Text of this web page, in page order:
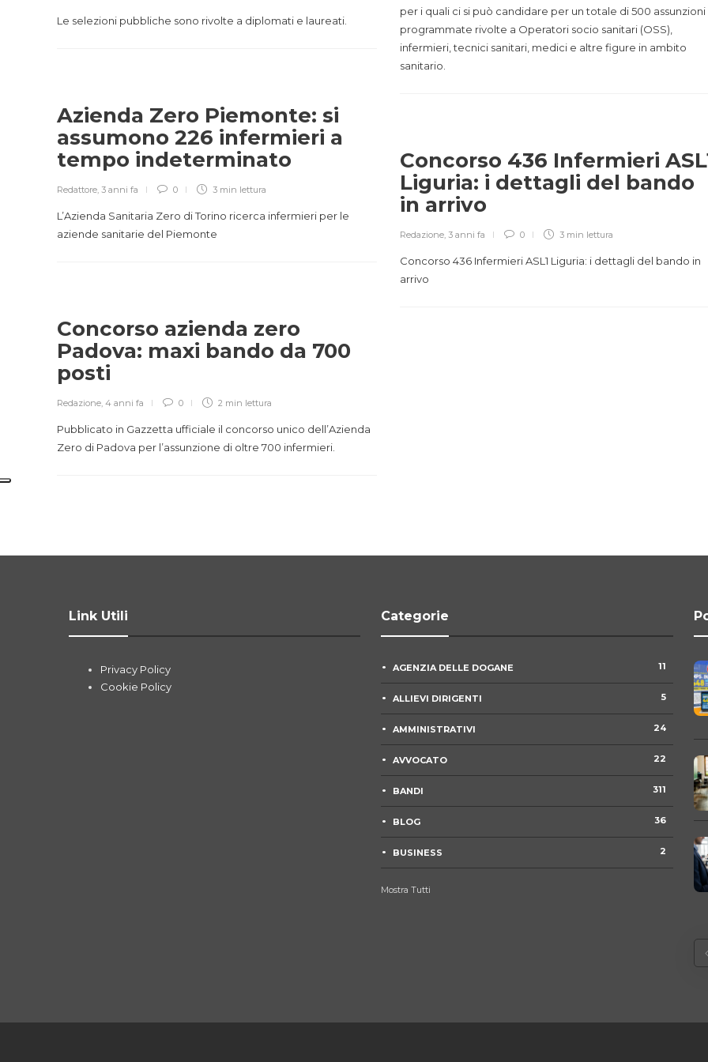
Le selezioni pubbliche sono rivolte a diplomati e laureati.
per i quali ci si può candidare per un totale di 500 assunzioni
programmate rivolte a Operatori socio sanitari (OSS),
infermieri, tecnici sanitari, medici e altre figure in ambito
sanitario.
Azienda Zero Piemonte: si
assumono 226 infermieri a
tempo indeterminato
Redattore, 3 anni fa 0 3 min lettura
L’Azienda Sanitaria Zero di Torino ricerca infermieri per le
aziende sanitarie del Piemonte
Concorso 436 Infermieri
Liguria: i dettagli del bando
in arrivo
Redazione, 3 anni fa 0 3 min lettura
Concorso 436 Infermieri ASL1 Liguria: i dettagli del bando in
arrivo
Concorso azienda zero
Padova: maxi bando da 700
posti
Redazione, 4 anni fa 0 2 min lettura
Pubblicato in Gazzetta ufficiale il concorso unico dell’Azienda
Zero di Padova per l’assunzione di oltre 700 infermieri.
Link Utili
Privacy Policy
Cookie Policy
Categorie
AGENZIA DELLE DOGANE 11
ALLIEVI DIRIGENTI 5
AMMINISTRATIVI 24
AVVOCATO 22
BANDI 311
BLOG 36
BUSINESS 2
Mostra Tutti